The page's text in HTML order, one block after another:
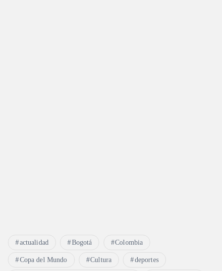
actualidad Bogotá Colombia
Copa del Mundo Cultura deportes